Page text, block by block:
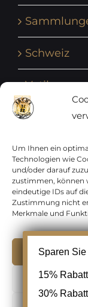
Um Ihnen ein
Technologien wie
und/oder darauf
zustimmen, können
eindeutige IDs auf
Zustimmung nicht
Merkmale und
Schweiz
Vatikan
Vereinte
Copyright
Reserved |
Sparen Sie
15%
30%